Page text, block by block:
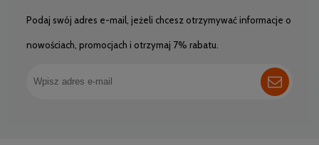
Podaj swój adres e-mail, jeżeli chcesz otrzymywać informacje o
nowościach, promocjach i otrzymaj 7% rabatu.